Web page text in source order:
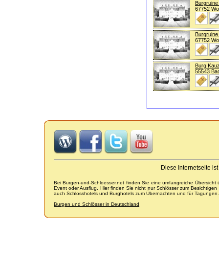
67752
Burgruine
67752
Burg
55543
Diese Internetseite
Bei Burgen-und-Schloesser.net finden Sie eine umfangreiche
Event oder Ausflug. Hier finden Sie nicht nur Schlösser zum
auch Schlosshotels und Burghotels zum Übernachten und für Tagungen.
Burgen und Schlösser in Deutschland